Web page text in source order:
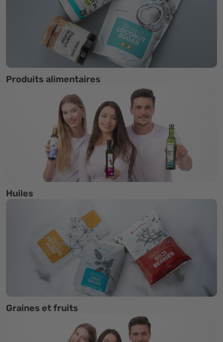
Produits alimentaires
Huiles
Graines et fruits